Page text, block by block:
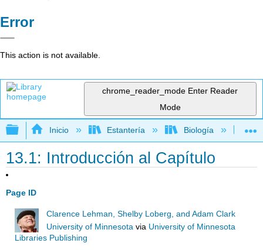
Error
This action is not available.
chrome_reader_mode Enter Reader
Mode
Expandir/contraer jerarquía global
Inicio Estantería Biología
13.1: Introducción al Capítulo
Page ID
Clarence Lehman, Shelby Loberg, and Adam Clark
University of Minnesota via University of Minnesota
Libraries Publishing